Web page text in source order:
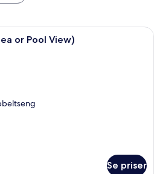
Dobbeltrom – standard (Sea or
or Pool View)
Se priser